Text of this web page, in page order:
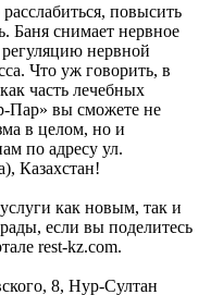
повысить
Баня снимает нервное
нервной
Что уж говорить, в
часть лечебных
Пар» вы сможете не
в целом, но и
по адресу ул.
Казахстан!
как новым, так и
если вы поделитесь
rest-kz.com.
8, Нур-Султан